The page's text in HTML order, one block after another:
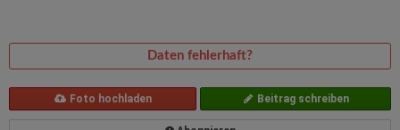
Daten fehlerhaft?
Foto hochladen Beitrag schreiben